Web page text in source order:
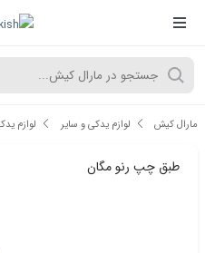
مارال کیش لوازم یدکی و سایر لوازم
طبق چپ رنو مگان